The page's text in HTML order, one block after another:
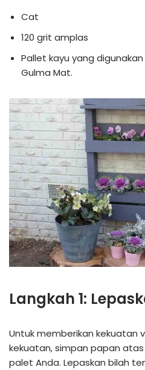
Cat
120 grit amplas
Pallet kayu yang digunakan
Gulma Mat.
Langkah 1:
Untuk memberikan kekuatan
kekuatan, simpan papan
palet Anda. Lepaskan bilah